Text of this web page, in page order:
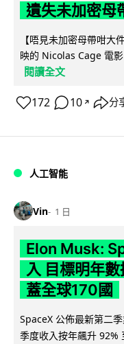
遺失未加密母
【唔見未加密母帶咁
映的 Nicolas Cage 電
閱讀全文
172 10 ↗ 分
人工智能
Vin 1 日
Elon Musk:
入 目標明年
蓋全球170國
SpaceX 公佈最新第二
季度收入按年飆升 92%